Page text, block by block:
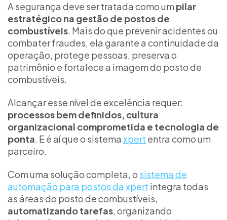
A segurança deve ser tratada como um pilar
estratégico na gestão de postos de
combustíveis. Mais do que prevenir acidentes ou
combater fraudes, ela garante a continuidade da
operação, protege pessoas, preserva o
patrimônio e fortalece a imagem do posto de
combustíveis.
Alcançar esse nível de excelência requer:
processos bem definidos, cultura
organizacional comprometida e tecnologia de
ponta. E é aí que o sistema xpert entra como um
parceiro.
Com uma solução completa, o sistema de
automação para postos da xpert integra todas
as áreas do posto de combustíveis,
automatizando tarefas, organizando